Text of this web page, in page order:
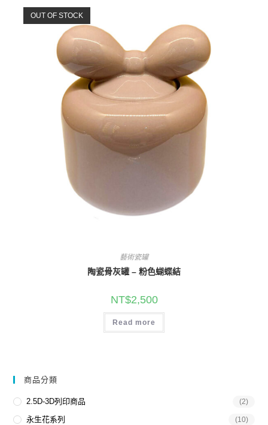
OUT OF STOCK
藝術瓷罐
陶瓷骨灰罐 – 粉色蝴蝶結
NT$2,500
Read more
商品分類
2.5D-3D列印商品 (2)
永生花系列 (10)